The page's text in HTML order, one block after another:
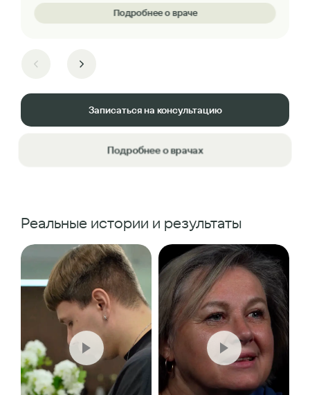
Подробнее о враче
Записаться на консультацию
Подробнее о врачах
Реальные истории и результаты